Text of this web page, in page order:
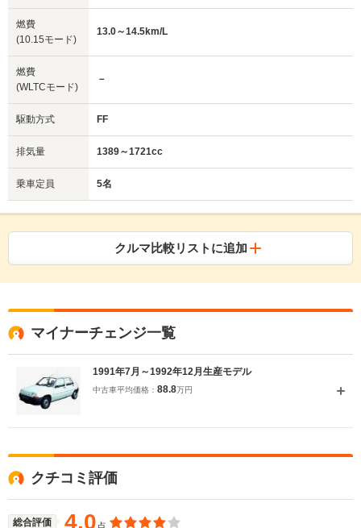
燃費
(10.15モード)
13.0～14.5km/L
燃費
(WLTCモード)
－
駆動方式 FF
排気量 1389～1721cc
乗車定員 5名
クルマ比較リストに追加
マイナーチェンジ一覧
1991年7月～1992年12月生産モデル
中古車平均価格： 88.8万円
クチコミ評価
総合評価 4.0